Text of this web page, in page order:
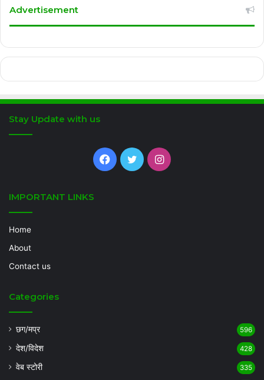
Advertisement
Stay Update with us
Facebook
TwitterInstagram
IMPORTANT LINKS
Home
About
Contact us
Categories
छग/मप्र 596
देश/विदेश 428
वेब स्टोरी 335